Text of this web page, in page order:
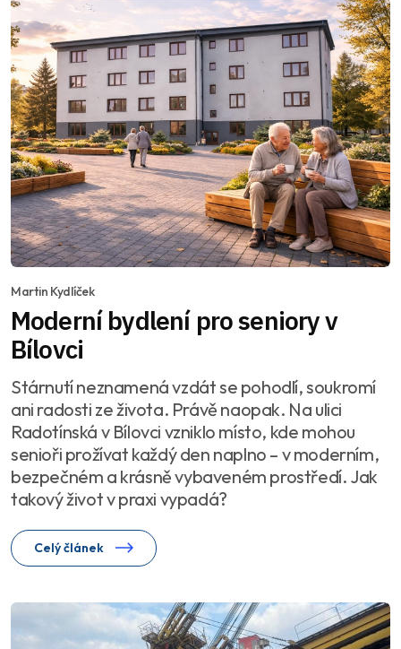
Martin Kydlíček
Moderní bydlení pro seniory v
Bílovci
Stárnutí neznamená vzdát se pohodlí, soukromí
ani radosti ze života. Právě naopak. Na ulici
Radotínská v Bílovci vzniklo místo, kde mohou
senioři prožívat každý den naplno – v moderním,
bezpečném a krásně vybaveném prostředí. Jak
takový život v praxi vypadá?
Celý článek